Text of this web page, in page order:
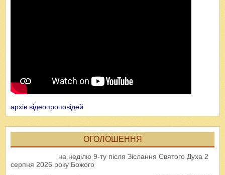
архів відеопроповідей
ОГОЛОШЕННЯ
на неділю 9-ту після Зіслання Святого Духа 2
серпня 2026 року Божого